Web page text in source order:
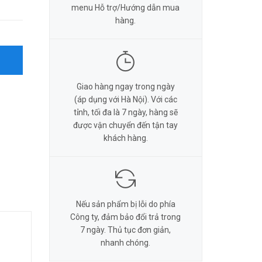
menu Hỗ trợ/Hướng dẫn mua
hàng.
Giao hàng ngay trong ngày
(áp dụng với Hà Nội). Với các
tỉnh, tối đa là 7 ngày, hàng sẽ
được vận chuyển đến tận tay
khách hàng.
Nếu sản phẩm bị lỗi do phía
Công ty, đảm bảo đổi trả trong
7 ngày. Thủ tục đơn giản,
nhanh chóng.